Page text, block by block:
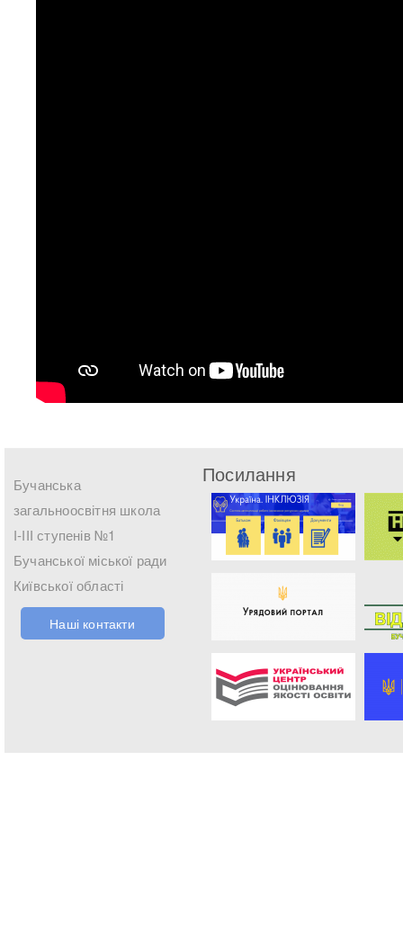
Бучанська
загальноосвітня школа
І-ІІІ ступенів №1
Бучанської міської ради
Київської області
Наші контакти
Посилання